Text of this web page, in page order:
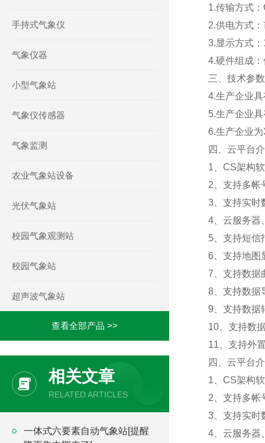
手持式气象仪
气象仪器
小型气象站
气象仪传感器
气象监测
农业气象站设备
光伏气象站
校园气象观测站
校园气象站
超声波气象站
查看全部产品 >>
相关文章
RELATED ARTICLES
一体式六要素自动气象站[提醒
1.传输方式
2.供电方式：
3.显示方式
4.硬件组成
三、技术参数
4.生产企业
5.生产企业
6.生产企业
四、云平台
1、CS架构
2、支持多帐
3、支持实时
4、云服务器
5、支持短信
6、支持地图
7、支持数据
8、支持数据
9、支持数据
10、支持数
11、支持外
四、云平台
1、CS架构
2、支持多帐
3、支持实时
4、云服务器